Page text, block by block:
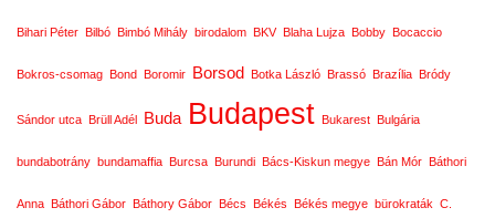
Bihari Péter Bilbó Bimbó Mihály birodalom BKV Blaha Lujza Bobby Bocaccio
Bokros-csomag Bond Boromir Borsod Botka László Brassó Brazília Bródy
Sándor utca Brüll Adél Buda Budapest Bukarest Bulgária
bundabotrány bundamaffia Burcsa Burundi Bács-Kiskun megye Bán Mór Báthori
Anna Báthori Gábor Báthory Gábor Bécs Békés Békés megye bürokraták C.